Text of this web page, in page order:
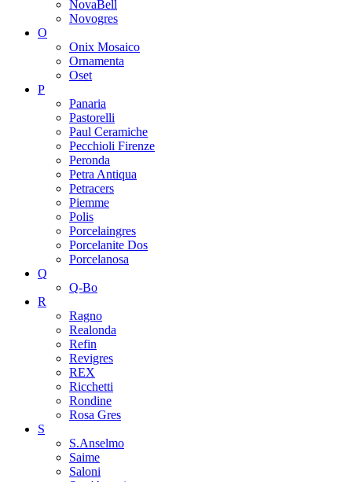
NovaBell
Novogres
O
Onix Mosaico
Ornamenta
Oset
P
Panaria
Pastorelli
Paul Ceramiche
Pecchioli Firenze
Peronda
Petra Antiqua
Petracers
Piemme
Polis
Porcelaingres
Porcelanite Dos
Porcelanosa
Q
Q-Bo
R
Ragno
Realonda
Refin
Revigres
REX
Ricchetti
Rondine
Rosa Gres
S
S.Anselmo
Saime
Saloni